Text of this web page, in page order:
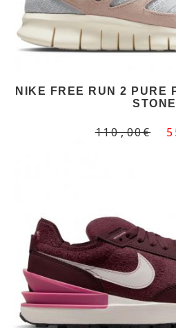
NIKE FREE RUN 2 PURE
STONE
110,00€